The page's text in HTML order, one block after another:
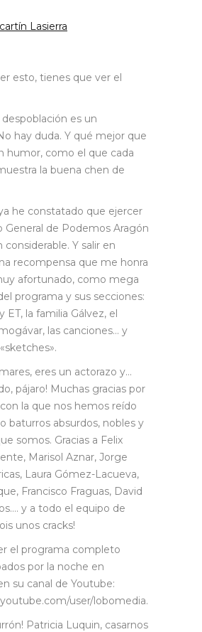
Lasierra
esto, tienes que ver el
despoblación es un
hay duda. Y qué mejor que
humor, como el que cada
la buena chen de
he constatado que ejercer
General de Podemos Aragón
considerable. Y salir en
recompensa que me honra
afortunado, como mega
programa y sus secciones:
ET, la familia Gálvez, el
las canciones… y
eres un actorazo y…
pájaro! Muchas gracias por
la que nos hemos reído
baturros absurdos, nobles y
somos. Gracias a Felix
Marisol Aznar, Jorge
Laura Gómez-Lacueva,
Francisco Fraguas, David
y a todo el equipo de
unos cracks!
el programa completo
por la noche en
su canal de Youtube:
user/lobomedia.
Patricia Luquin, casarnos